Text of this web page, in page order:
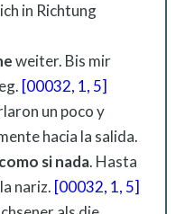
in Richtung
weiter. Bis mir
[00032, 1, 5]
un poco y
hacia la salida.
como si nada. Hasta
nariz. [00032, 1, 5]